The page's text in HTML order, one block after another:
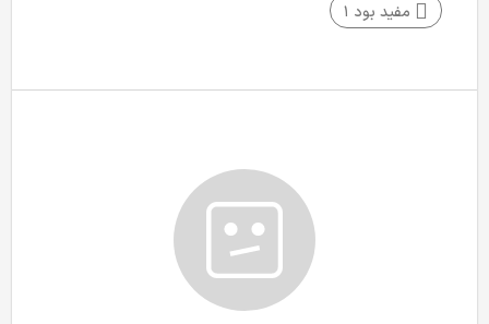
مفید بود1